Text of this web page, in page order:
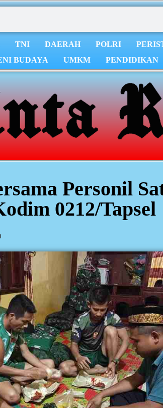
TNI DAERAH POLRI
BUDAYA
UMKM PENDIDIKAN
Personil
0212/Tapsel